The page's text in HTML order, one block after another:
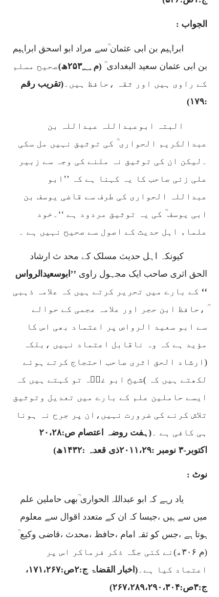
الجواب :
ابراہیم بن ابی عثمان ؒسے مراد ابو اسحق ابراہیم
بن ابی عثمان سعید البغدادی ؒ (م۲۵۳؁ھ)صحیح مسلم
کے راوی ہیں اور ثقہ ،حافظ ہیں۔(تقریب رقم
:۱۷۹)
البتہ ابوعبداللہ عبداللہ بن
عبدالکریم الحواری ؒ کی توثیق نہیں مل سکی
۔لیکن ان کی توثیق نہ ملنے کی وجہ سے زبیر
علی زئی صاحب کا یہ کہنا ہے کہ ’’ابو
عبداللہ الحواری کی طرف سے قاضی یوسف بن
ابی یوسف ؒ کی یہ توثیق مردود ہے ‘‘۔خود
علماء اہل حدیث کے اصول سے صحیح نہیں ہے ۔
کیونکہ اہل حدیث مسلک کے محد ث ارشاد
الحق اثری صاحب ایک مجہول راوی ’’ابوسعیدالرواس
‘‘ کے بارے میں تحریر کرتے ہیں کہ علامہ ذہبی
ؒ ،حافظ ابن حجر اور علامہ عجمی کے حوالے
سے ابو سعید الرواص پر اعتماد بھی اس کا
مؤید ہے کہ وہ ناقابل اعتماد نہیں ،بلکہ
(ارشاد الحق اثری صاحب احتجاج کرتے ہوئے
لکھتے ہیں کہ )شیخ ابو غدؒہ تو کہتے ہیں کہ
ایسے حاملین علم کے بارے میں تعدیل وتوثیق
تلاش کرنے کی ضرورت نہیں،ان پر جرح نہ ہونا
ہی کافی ہے ۔(ہفت روضہ اعتصام ص:۲۰،۲۸
اکتوبر-۳ نومبر :
۲۰۱۱،۲۹ذی قعدہ :۱۴۳۲ھ)
نوٹ :
یاد رہے کہ ابو عبداللہ الحواری ؒبھی حاملین علم
میں سے ہیں ،جیسا کہ ان کے متعدد اقوال سے معلوم
ہوتا ہے ،جس کو ثقہ امام ،حافظ ،محدث ،قاضی وکیع ؒ
(م ۳۰۶ ھ)نے کئی جگہ ذکر فرماکر اس پر
اعتماد کیا ہے۔(اخبار القضاۃ ج:۲ص:۱۷۱،۲۶۷،
ج:۳ص:۲۶۷،۲۸۹،۲۹۰،۳۰۴)